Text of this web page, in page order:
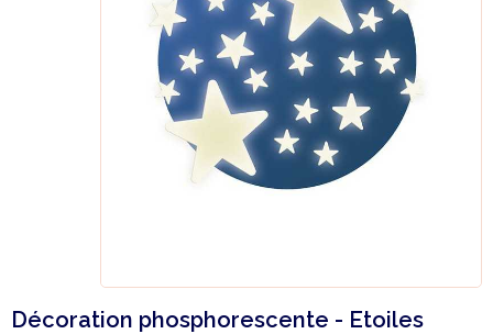
Décoration phosphorescente - Etoiles